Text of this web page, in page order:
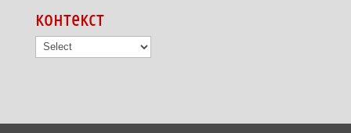
контекст